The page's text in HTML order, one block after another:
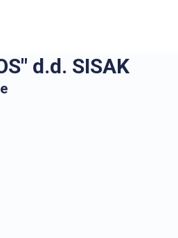
d.d. SISAK